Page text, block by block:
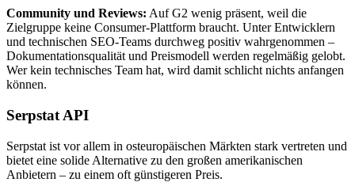
Community und Reviews: Auf G2 wenig präsent, weil die
Zielgruppe keine Consumer-Plattform braucht. Unter Entwicklern
und technischen SEO-Teams durchweg positiv wahrgenommen –
Dokumentationsqualität und Preismodell werden regelmäßig gelobt.
Wer kein technisches Team hat, wird damit schlicht nichts anfangen
können.
Serpstat API
Serpstat ist vor allem in osteuropäischen Märkten stark vertreten und
bietet eine solide Alternative zu den großen amerikanischen
Anbietern – zu einem oft günstigeren Preis.